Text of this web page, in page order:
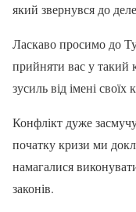
який звернувся до
Ласкаво просимо до
прийняти вас у такий
зусиль від імені своїх
Конфлікт дуже
початку кризи ми
намагалися
законів.